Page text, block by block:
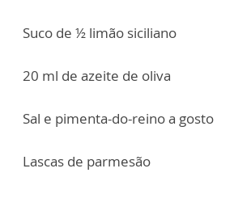
Suco de ½ limão siciliano
20 ml de azeite de oliva
Sal e pimenta-do-reino a gosto
Lascas de parmesão